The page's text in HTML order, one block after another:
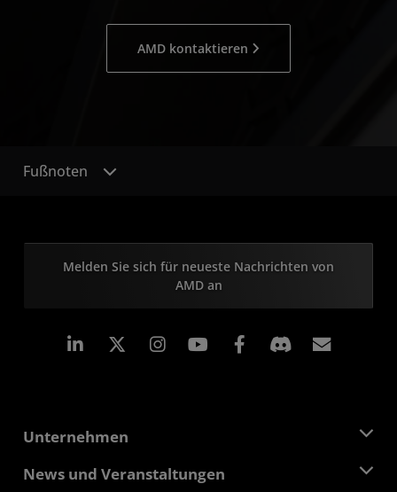
AMD kontaktieren
Fußnoten
Melden Sie sich für neueste Nachrichten von
AMD an
LinkedIn Instagram Facebook
Unternehmen
Über AMD
News und Veranstaltungen